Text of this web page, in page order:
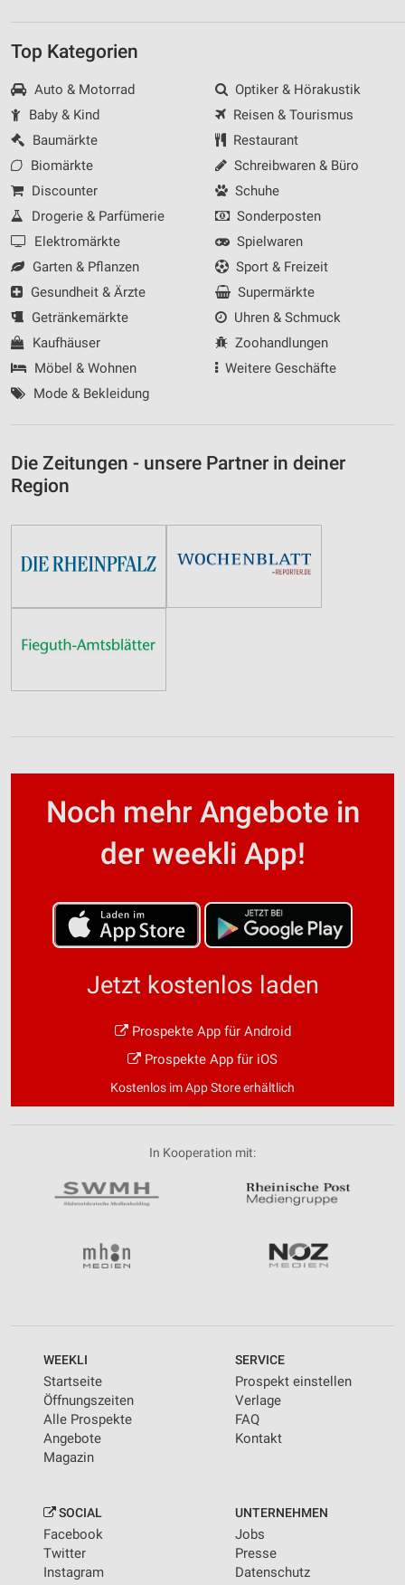
Top Kategorien
Auto & Motorrad
Baby & Kind
Baumärkte
Biomärkte
Discounter
Drogerie & Parfümerie
Elektromärkte
Garten & Pflanzen
Gesundheit & Ärzte
Getränkemärkte
Kaufhäuser
Möbel & Wohnen
Mode & Bekleidung
Optiker & Hörakustik
Reisen & Tourismus
Restaurant
Schreibwaren & Büro
Schuhe
Sonderposten
Spielwaren
Sport & Freizeit
Supermärkte
Uhren & Schmuck
Zoohandlungen
Weitere Geschäfte
Die Zeitungen - unsere Partner in deiner
Region
Noch mehr Angebote in
der weekli App!
Jetzt kostenlos laden
Prospekte App für Android
Prospekte App für iOS
Kostenlos im App Store erhältlich
In Kooperation mit:
WEEKLI
Startseite
Öffnungszeiten
Alle Prospekte
Angebote
Magazin
SERVICE
Prospekt einstellen
Verlage
FAQ
Kontakt
SOCIAL
Facebook
Twitter
Instagram
UNTERNEHMEN
Jobs
Presse
Datenschutz